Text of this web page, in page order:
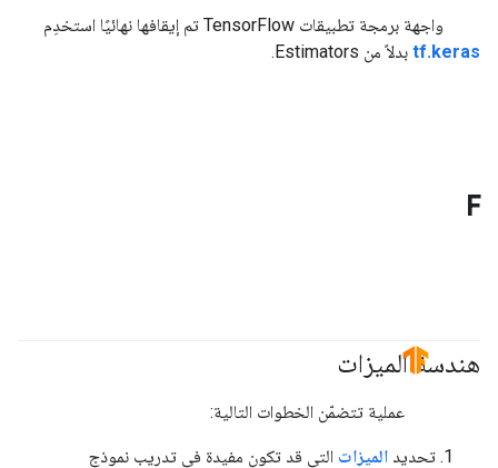
واجهة برمجة تطبيقات TensorFlow تم إيقافها نهائيًا استخدِم
tf.keras بدلاً من Estimators.
F
هندسة الميزات
#fundamentals
عملية تتضمّن الخطوات التالية:
تحديد الميزات التي قد تكون مفيدة في تدريب نموذج